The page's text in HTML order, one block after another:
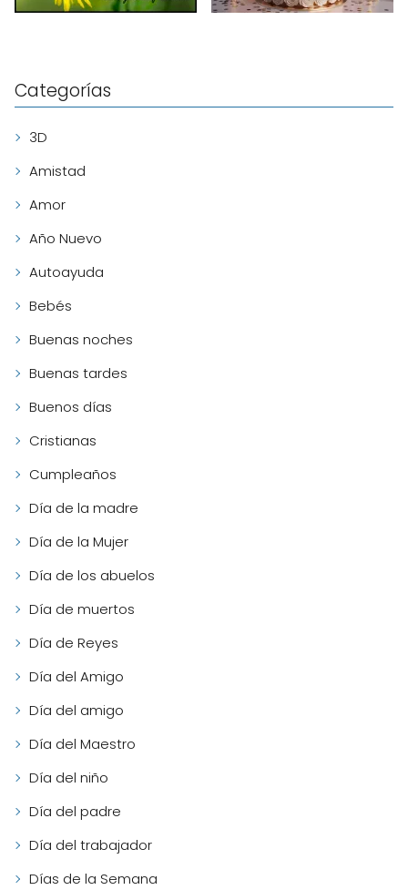
Categorías
3D
Amistad
Amor
Año Nuevo
Autoayuda
Bebés
Buenas noches
Buenas tardes
Buenos días
Cristianas
Cumpleaños
Día de la madre
Día de la Mujer
Día de los abuelos
Día de muertos
Día de Reyes
Día del Amigo
Día del amigo
Día del Maestro
Día del niño
Día del padre
Día del trabajador
Días de la Semana